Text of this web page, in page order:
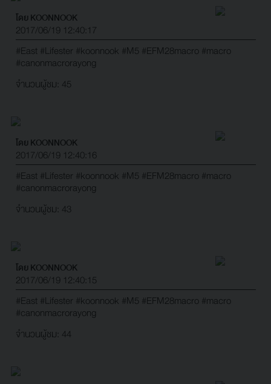
โดย KOONNOOK
2017/06/19 12:40:17
#East #Lifester #koonnook #M5 #EFM28macro #macro
#canonmacrorayong
จำนวนผู้ชม: 45
โดย KOONNOOK
2017/06/19 12:40:16
#East #Lifester #koonnook #M5 #EFM28macro #macro
#canonmacrorayong
จำนวนผู้ชม: 43
โดย KOONNOOK
2017/06/19 12:40:15
#East #Lifester #koonnook #M5 #EFM28macro #macro
#canonmacrorayong
จำนวนผู้ชม: 44